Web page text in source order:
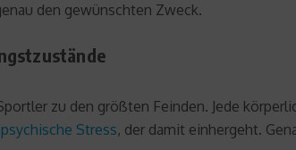
den gewünschten Zweck.
zu den größten Feinden. Jede
psychische Stress, der damit einhergeht.